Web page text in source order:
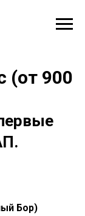
(от 900
Бор)